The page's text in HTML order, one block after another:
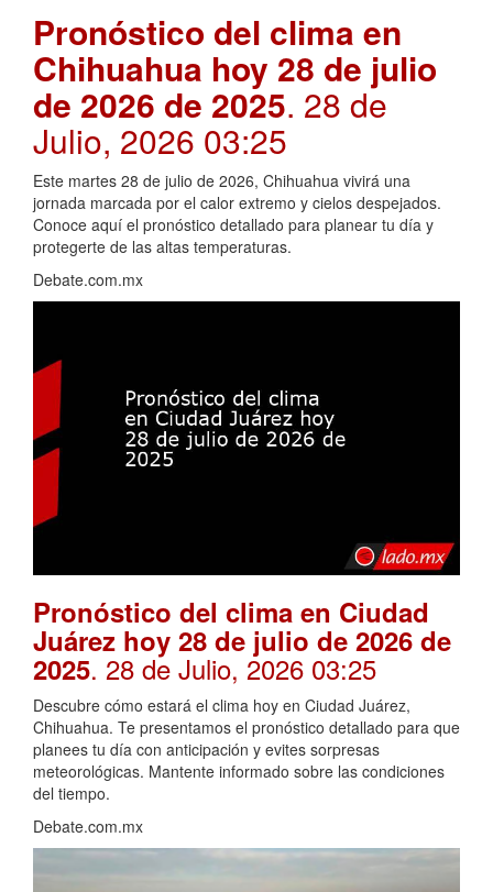
Pronóstico del clima en
Chihuahua hoy 28 de julio
de 2026 de 2025. 28 de
Julio, 2026 03:25
Este martes 28 de julio de 2026, Chihuahua vivirá una
jornada marcada por el calor extremo y cielos despejados.
Conoce aquí el pronóstico detallado para planear tu día y
protegerte de las altas temperaturas.
Debate.com.mx
Pronóstico del clima en Ciudad
Juárez hoy 28 de julio de 2026 de
2025. 28 de Julio, 2026 03:25
Descubre cómo estará el clima hoy en Ciudad Juárez,
Chihuahua. Te presentamos el pronóstico detallado para que
planees tu día con anticipación y evites sorpresas
meteorológicas. Mantente informado sobre las condiciones
del tiempo.
Debate.com.mx